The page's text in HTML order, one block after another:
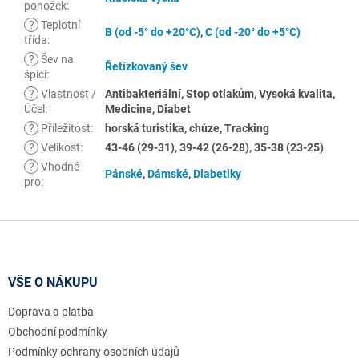
ponožek:
? Teplotní
třída:
B (od -5° do +20°C),C (od -20° do +5°C)
? Šev na
špici:
Řetízkovaný šev
? Vlastnost /
Účel :
Antibakteriální, Stop otlakům, Vysoká kvalita,
Medicine, Diabet
?
Příležitost:
horská turistika, chůze, Tracking
? Velikost:
43-46 (29-31), 39-42 (26-28), 35-38 (23-25)
? Vhodné
pro:
Pánské,Dámské,Diabetiky
VŠE O NÁKUPU
Doprava a platba
Obchodní podmínky
Podmínky ochrany osobních údajů